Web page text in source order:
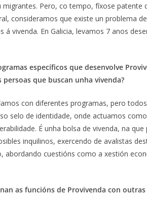
migrantes. Pero, co tempo, fíxose
consideramos que existe un problema
á vivenda. En Galicia, levamos 7 anos
específicos que desenvolve
persoas que buscan unha vivenda?
con diferentes programas, pero
selo de identidade, onde actuamos
É unha bolsa de vivenda, na
inquilinos, exercendo de avalistas
abordando cuestións como a xestión
as funcións de Provivenda con